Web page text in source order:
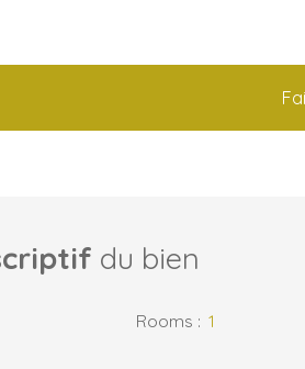
du bien
Rooms : 1